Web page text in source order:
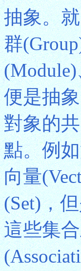
抽象。
群
便是抽
對象的
點。例
向量
(Set)，
這些集